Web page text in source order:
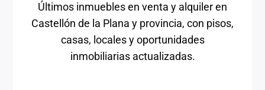
Últimos inmuebles en venta y alquiler en
Castellón de la Plana y provincia, con pisos,
casas, locales y oportunidades
inmobiliarias actualizadas.